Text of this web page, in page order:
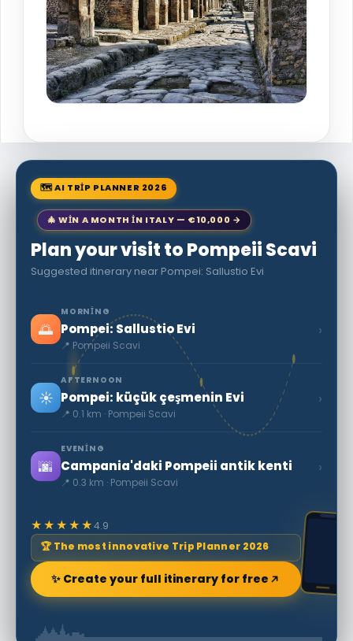
🗺 AI TRIP PLANNER 2026
🎄 WIN A MONTH IN ITALY — €10,000 →
Plan your visit to Pompeii Scavi
Suggested itinerary near Pompei: Sallustio Evi
🌅
MORNING
Pompei: Sallustio Evi
📍 Pompeii Scavi
›
☀️
AFTERNOON
Pompei: küçük çeşmenin Evi
📍 0.1 km · Pompeii Scavi
›
🌆
EVENING
Campania'daki Pompeii antik kenti
📍 0.3 km · Pompeii Scavi
›
★★★★★4.9
🏆 The most innovative Trip Planner 2026
✨ Create your full itinerary for free